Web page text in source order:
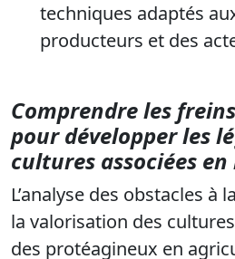
techniques adaptés
producteurs et des
Comprendre les
pour développer les
cultures associées en
L’analyse des obstacles à
la valorisation des
des protéagineux en